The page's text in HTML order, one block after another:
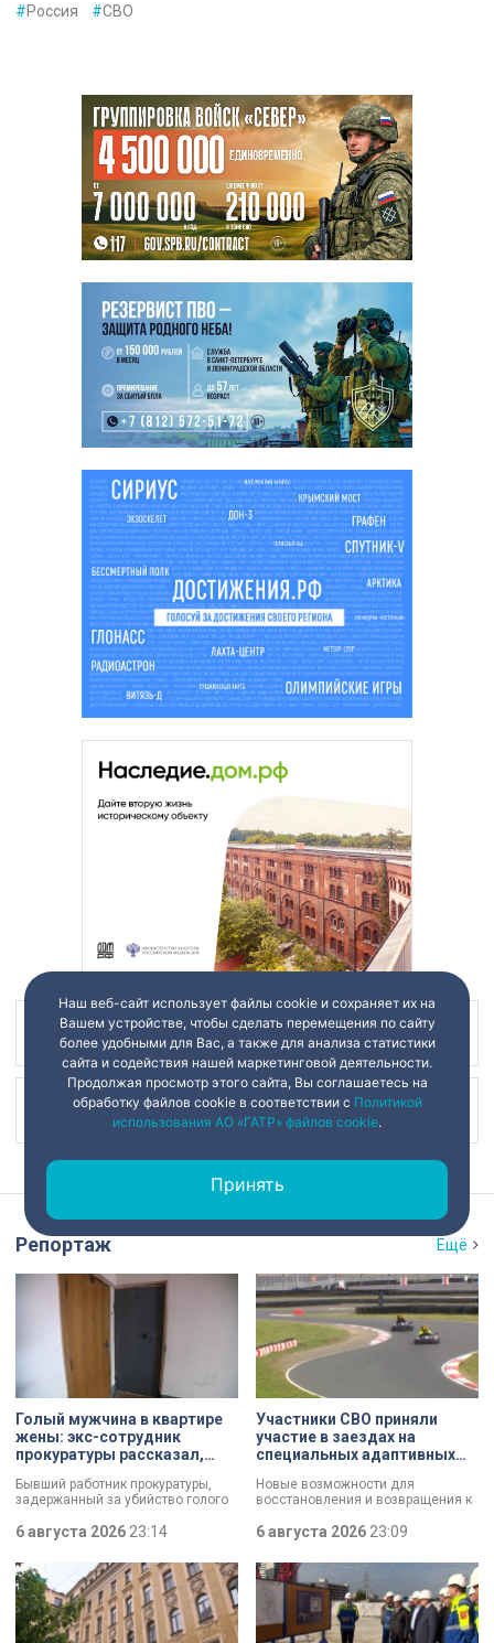
#Россия #СВО
Наш канал в
Наш канал в
Репортаж Ещё
Голый мужчина в квартире
жены: экс-сотрудник
прокуратуры рассказал,
Бывший работник прокуратуры,
задержанный за убийство голого
которые толкнули его на страшное
вынес мертвеца из дома на улице
Луначарского, выдавая
бездыханного мужчину за
изрядно перебравшего приятеля.
6 августа 202623:14
Участники СВО приняли
участие в заездах на
специальных адаптивных
Новые возможности для
восстановления и возвращения к
фонда «СВОй дом» в Петербурге
специальной военной операции,
которые сейчас проходят курс
реабилитации. Главным событием
дня стали заезды на специальных
адаптивных карт-машинах, где
ветераны смогли лично
6 августа 202623:09
Наш веб-сайт использует файлы cookie и сохраняет их на
Вашем устройстве, чтобы сделать перемещения по сайту
более удобными для Вас, а также для анализа статистики
сайта и содействия нашей маркетинговой деятельности.
Продолжая просмотр этого сайта, Вы соглашаетесь на
обработку файлов cookie в соответствии с Политикой
использования АО «ГАТР» файлов cookie.
Принять